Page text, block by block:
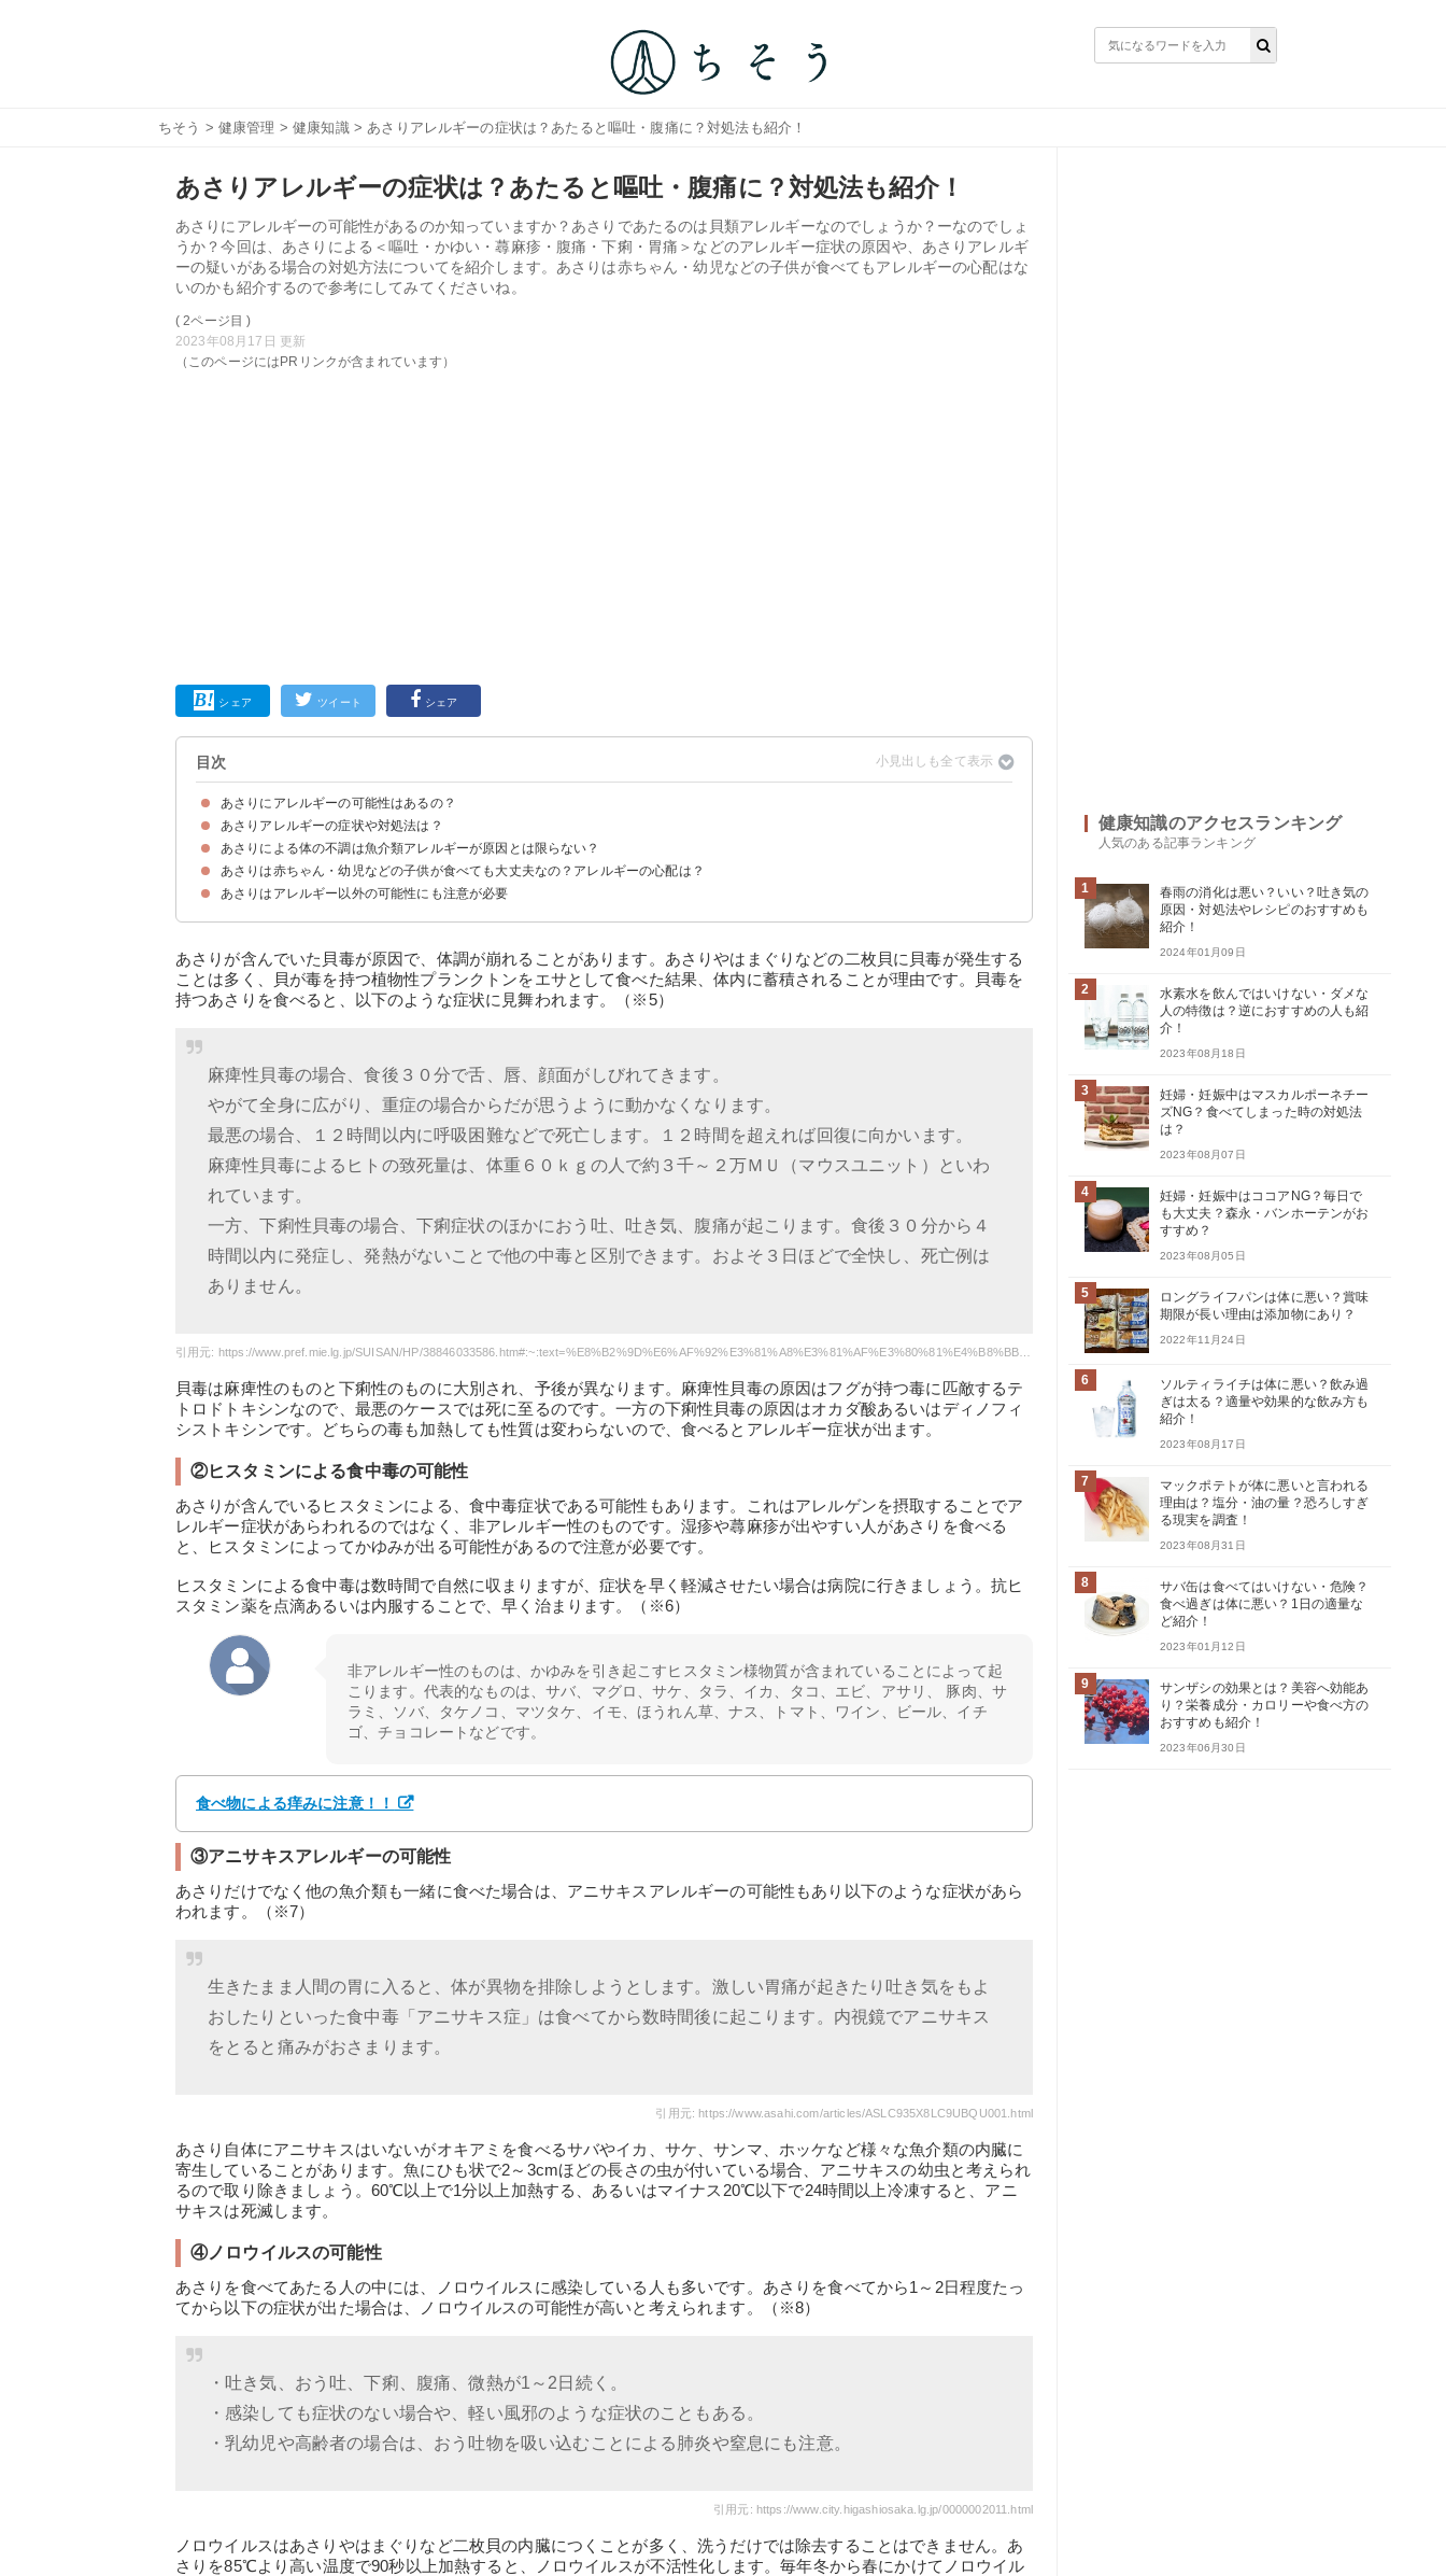
ちそう > 健康管理 >健康知識> あさりアレルギーの症状は？あたると嘔吐・腹痛に？対処法も紹介！
あさりアレルギーの症状は？あたると嘔吐・腹痛に？対処法も紹介！
あさりにアレルギーの可能性があるのか知っていますか？あさりであたるのは貝類アレルギーなのでしょうか？ーなのでしょ
うか？今回は、あさりによる＜嘔吐・かゆい・蕁麻疹・腹痛・下痢・胃痛＞などのアレルギー症状の原因や、あさりアレルギ
ーの疑いがある場合の対処方法についてを紹介します。あさりは赤ちゃん・幼児などの子供が食べてもアレルギーの心配はな
いのかも紹介するので参考にしてみてくださいね。
( 2ページ目 )
2023年08月17日 更新
（このページにはPRリンクが含まれています）
シェア ツイート シェア
目次
あさりにアレルギーの可能性はあるの？
あさりはアレルギーを引き起こす可能性がある
あさりアレルギーの症状や対処法は？
あさりによるアレルギー症状
アナフィラキシーの症状がある場合は直ちに医療機関を受診しよう
あさりによる体の不調は魚介類アレルギーが原因とは限らない？
①貝毒の可能性
②ヒスタミンによる食中毒の可能性
③アニサキスアレルギーの可能性
④ノロウイルスの可能性
あさりは赤ちゃん・幼児などの子供が食べても大丈夫なの？アレルギーの心配は？
あさりはアレルギー以外の可能性にも注意が必要
あさりが含んでいた貝毒が原因で、体調が崩れることがあります。あさりやはまぐりなどの二枚貝に貝毒が発生する
ことは多く、貝が毒を持つ植物性プランクトンをエサとして食べた結果、体内に蓄積されることが理由です。貝毒を
持つあさりを食べると、以下のような症状に見舞われます。（※5）
麻痺性貝毒の場合、食後３０分で舌、唇、顔面がしびれてきます。
やがて全身に広がり、重症の場合からだが思うように動かなくなります。
最悪の場合、１２時間以内に呼吸困難などで死亡します。１２時間を超えれば回復に向かいます。
麻痺性貝毒によるヒトの致死量は、体重６０ｋｇの人で約３千～２万ＭＵ（マウスユニット）といわ
れています。
一方、下痢性貝毒の場合、下痢症状のほかにおう吐、吐き気、腹痛が起こります。食後３０分から４
時間以内に発症し、発熱がないことで他の中毒と区別できます。およそ３日ほどで全快し、死亡例は
ありません。
貝毒は麻痺性のものと下痢性のものに大別され、予後が異なります。麻痺性貝毒の原因はフグが持つ毒に匹敵するテ
トロドトキシンなので、最悪のケースでは死に至るのです。一方の下痢性貝毒の原因はオカダ酸あるいはディノフィ
シストキシンです。どちらの毒も加熱しても性質は変わらないので、食べるとアレルギー症状が出ます。
②ヒスタミンによる食中毒の可能性
あさりが含んでいるヒスタミンによる、食中毒症状である可能性もあります。これはアレルゲンを摂取することでア
レルギー症状があらわれるのではなく、非アレルギー性のものです。湿疹や蕁麻疹が出やすい人があさりを食べる
と、ヒスタミンによってかゆみが出る可能性があるので注意が必要です。
ヒスタミンによる食中毒は数時間で自然に収まりますが、症状を早く軽減させたい場合は病院に行きましょう。抗ヒ
スタミン薬を点滴あるいは内服することで、早く治まります。（※6）
非アレルギー性のものは、かゆみを引き起こすヒスタミン様物質が含まれていることによって起
こります。代表的なものは、サバ、マグロ、サケ、タラ、イカ、タコ、エビ、アサリ、 豚肉、サ
ラミ、ソバ、タケノコ、マツタケ、イモ、ほうれん草、ナス、トマト、ワイン、ビール、イチ
ゴ、チョコレートなどです。
食べ物による痒みに注意！！
③アニサキスアレルギーの可能性
あさりだけでなく他の魚介類も一緒に食べた場合は、アニサキスアレルギーの可能性もあり以下のような症状があら
われます。（※7）
生きたまま人間の胃に入ると、体が異物を排除しようとします。激しい胃痛が起きたり吐き気をもよ
おしたりといった食中毒「アニサキス症」は食べてから数時間後に起こります。内視鏡でアニサキス
をとると痛みがおさまります。
引用元: https://www.asahi.com/articles/ASLC935X8LC9UBQU001.html
あさり自体にアニサキスはいないがオキアミを食べるサバやイカ、サケ、サンマ、ホッケなど様々な魚介類の内臓に
寄生していることがあります。魚にひも状で2～3cmほどの長さの虫が付いている場合、アニサキスの幼虫と考えられ
るので取り除きましょう。60℃以上で1分以上加熱する、あるいはマイナス20℃以下で24時間以上冷凍すると、アニ
サキスは死滅します。
④ノロウイルスの可能性
あさりを食べてあたる人の中には、ノロウイルスに感染している人も多いです。あさりを食べてから1～2日程度たっ
てから以下の症状が出た場合は、ノロウイルスの可能性が高いと考えられます。（※8）
・吐き気、おう吐、下痢、腹痛、微熱が1～2日続く。
・感染しても症状のない場合や、軽い風邪のような症状のこともある。
・乳幼児や高齢者の場合は、おう吐物を吸い込むことによる肺炎や窒息にも注意。
引用元: https://www.city.higashiosaka.lg.jp/0000002011.html
ノロウイルスはあさりやはまぐりなど二枚貝の内臓につくことが多く、洗うだけでは除去することはできません。あ
さりを85℃より高い温度で90秒以上加熱すると、ノロウイルスが不活性化します。毎年冬から春にかけてノロウイル
健康知識のアクセスランキング
人気のある記事ランキング
1
春雨の消化は悪い？いい？吐き気の
原因・対処法やレシピのおすすめも
紹介！
2024年01月09日
2
水素水を飲んではいけない・ダメな
人の特徴は？逆におすすめの人も紹
介！
2023年08月18日
3
妊婦・妊娠中はマスカルポーネチー
ズNG？食べてしまった時の対処法
は？
2023年08月07日
4
妊婦・妊娠中はココアNG？毎日で
も大丈夫？森永・バンホーテンがお
すすめ？
2023年08月05日
5
ロングライフパンは体に悪い？賞味
期限が長い理由は添加物にあり？
2022年11月24日
6
ソルティライチは体に悪い？飲み過
ぎは太る？適量や効果的な飲み方も
紹介！
2023年08月17日
7
マックポテトが体に悪いと言われる
理由は？塩分・油の量？恐ろしすぎ
る現実を調査！
2023年08月31日
8
サバ缶は食べてはいけない・危険？
食べ過ぎは体に悪い？1日の適量な
ど紹介！
2023年01月12日
9
サンザシの効果とは？美容へ効能あ
り？栄養成分・カロリーや食べ方の
おすすめも紹介！
2023年06月30日